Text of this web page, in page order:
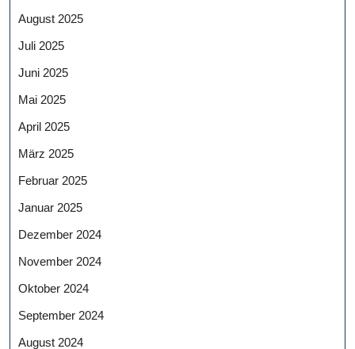
August 2025
Juli 2025
Juni 2025
Mai 2025
April 2025
März 2025
Februar 2025
Januar 2025
Dezember 2024
November 2024
Oktober 2024
September 2024
August 2024